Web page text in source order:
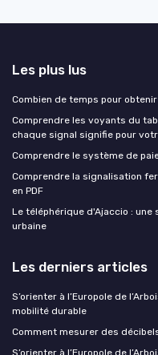
Les plus lus
Combien de temps pour
Comprendre les voyants du
chaque signal signifie pour
Comprendre le système de
Comprendre la signalisation
en PDF
Le téléphérique d'Ajaccio :
urbaine
Les derniers articles
S’orienter à l’Europole de
mobilité durable
Comment mesurer des
S’orienter à l’Europole de